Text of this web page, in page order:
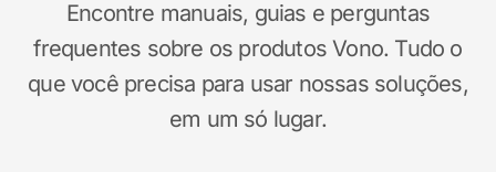
Encontre manuais, guias e perguntas
frequentes sobre os produtos Vono. Tudo o
que você precisa para usar nossas soluções,
em um só lugar.